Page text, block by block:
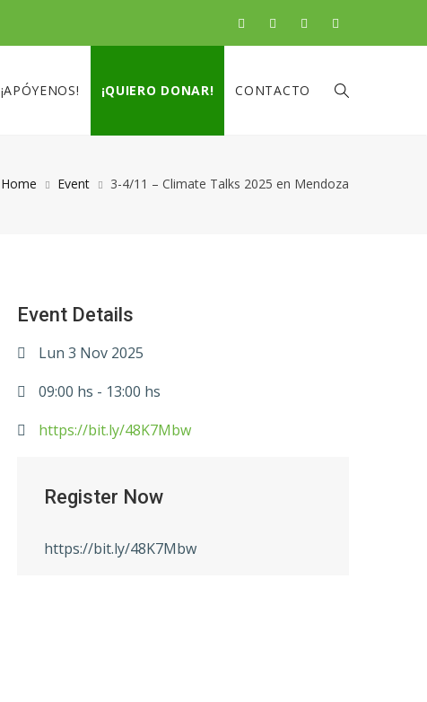
¡APÓYENOS! ¡QUIERO DONAR! CONTACTO
Home Event 3-4/11 – Climate Talks 2025 en Mendoza
Event Details
Lun 3 Nov 2025
09:00 hs - 13:00 hs
https://bit.ly/48K7Mbw
Register Now
https://bit.ly/48K7Mbw